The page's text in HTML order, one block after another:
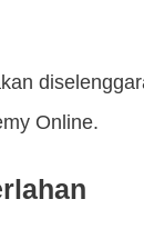
Online.